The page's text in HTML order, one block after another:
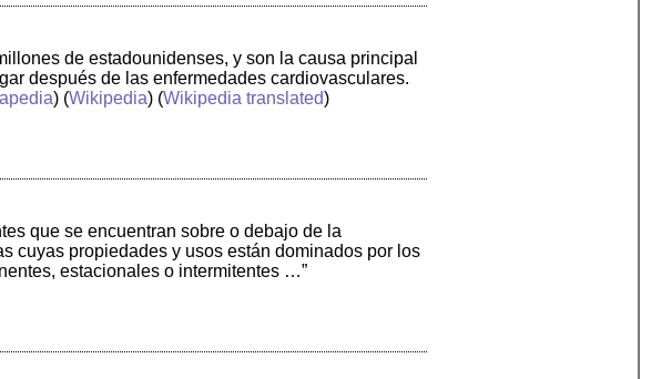
de estadounidenses, y son la causa principal
después de las enfermedades cardiovasculares.
) (Wikipedia) (Wikipedia translated)
que se encuentran sobre o debajo de la
cuyas propiedades y usos están dominados por los
estacionales o intermitentes …”